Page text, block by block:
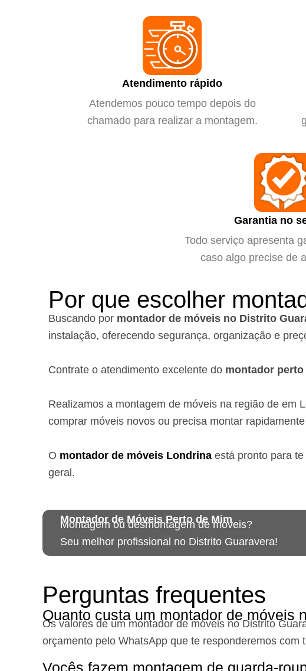
Atendimento rápido
Atendemos pouco tempo depois do
chamado para realizar a montagem.
Garantia no
Todo serviço apresenta
caso algo precise de
Por que escolher
Buscando por montador de móveis no Distrito
instalação, oferecendo segurança, organização e
Contrate o atendimento excelente do montador perto
Realizamos a montagem de móveis na região de em
comprar móveis novos ou precisa montar
O montador de móveis Londrina está pronto para
geral.
Montador de Móveis Perto de Mim
Montagem ou desmontagem de móveis?
Seu melhor profissional no Distrito Guaravera!
Perguntas frequentes
Quanto custa um montador de móveis
Os valores de um montador de móveis no Distrito
orçamento pelo WhatsApp que te responderemos com
Vocês fazem montagem de guarda-